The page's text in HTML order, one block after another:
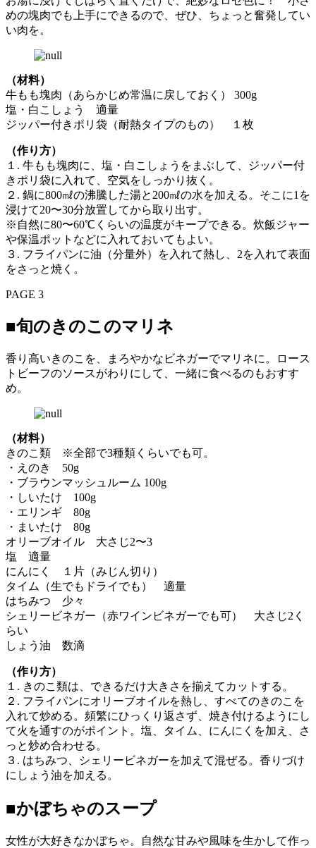
めの塊肉でも上手にできるので、ぜひ、ちょっと奮発してい
い肉を。
（材料）
牛もも塊肉（あらかじめ常温に戻しておく） 300g
塩・白こしょう 適量
ジッパー付きポリ袋（耐熱タイプのもの） １枚
（作り方）
１. 牛もも塊肉に、塩・白こしょうをまぶして、ジッパー付
きポリ袋に入れて、空気をしっかり抜く。
２. 鍋に800㎖の沸騰した湯と200㎖の水を加える。そこに1を
浸けて20〜30分放置してから取り出す。
※自然に80〜60℃くらいの温度がキープできる。炊飯ジャー
や保温ポットなどに入れておいてもよい。
３. フライパンに油（分量外）を入れて熱し、2を入れて表面
をさっと焼く。
PAGE 3
■旬のきのこのマリネ
香り高いきのこを、まろやかなビネガーでマリネに。ロース
トビーフのソースがわりにして、一緒に食べるのもおすす
め。
（材料）
きのこ類 ※全部で3種類くらいでも可。
・えのき 50g
・ブラウンマッシュルーム 100g
・しいたけ 100g
・エリンギ 80g
・まいたけ 80g
オリーブオイル 大さじ2〜3
塩 適量
にんにく １片（みじん切り）
タイム（生でもドライでも） 適量
はちみつ 少々
シェリービネガー（赤ワインビネガーでも可） 大さじ2く
らい
しょう油 数滴
（作り方）
１. きのこ類は、できるだけ大きさを揃えてカットする。
２. フライパンにオリーブオイルを熱し、すべてのきのこを
入れて炒める。頻繁にひっくり返さず、焼き付けるようにし
て火を通すのがポイント。塩、タイム、にんにくを加え、さ
っと炒め合わせる。
３. はちみつ、シェリービネガーを加えて混ぜる。香りづけ
にしょう油を加える。
■かぼちゃのスープ
女性が大好きなかぼちゃ。自然な甘みや風味を生かして作っ